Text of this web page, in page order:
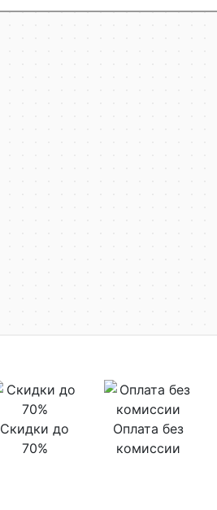
Скидки до
70%
Оплата без
комиссии